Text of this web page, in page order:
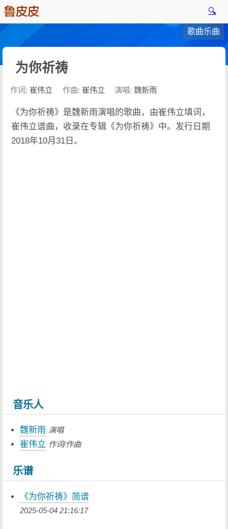
🔍
歌曲乐曲
为你祈祷
作词: 崔伟立 作曲: 崔伟立 演唱: 魏新雨
《为你祈祷》是魏新雨演唱的歌曲，由崔伟立填词，
崔伟立谱曲，收录在专辑《为你祈祷》中。发行日期
2018年10月31日。
音乐人
魏新雨 演唱
崔伟立 作词/作曲
乐谱
《为你祈祷》简谱
2025-05-04 21:16:17